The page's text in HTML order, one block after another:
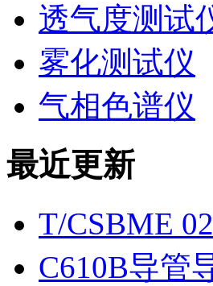
透气度测试
雾化测试仪
气相色谱仪
最近更新
T/CSBME
C610B导管